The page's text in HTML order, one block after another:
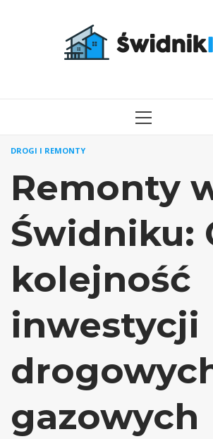
PRIMARY
DROGI I REMONTY
Remonty
Świdniku:
kolejność
inwestycji
gazowych